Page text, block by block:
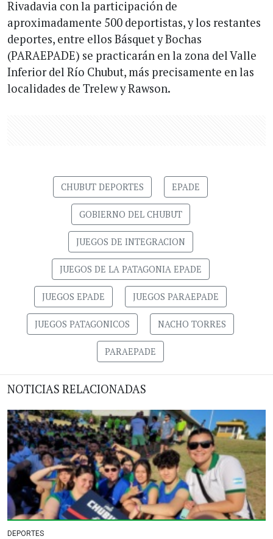
Rivadavia con la participación de
aproximadamente 500 deportistas, y los restantes
deportes, entre ellos Básquet y Bochas
(PARAEPADE) se practicarán en la zona del Valle
Inferior del Río Chubut, más precisamente en las
localidades de Trelew y Rawson.
CHUBUT DEPORTES EPADE
GOBIERNO DEL CHUBUT
JUEGOS DE INTEGRACION
JUEGOS DE LA PATAGONIA EPADE
JUEGOS EPADE JUEGOS PARAEPADE
JUEGOS PATAGONICOS NACHO TORRES
PARAEPADE
NOTICIAS RELACIONADAS
DEPORTES